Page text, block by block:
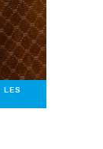
,LES